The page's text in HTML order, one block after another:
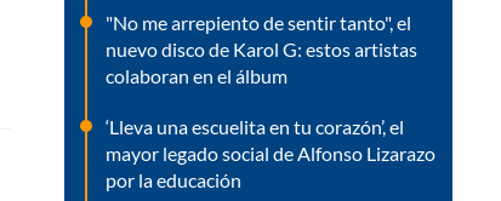
"No me arrepiento de sentir tanto", el
nuevo disco de Karol G: estos artistas
colaboran en el álbum
‘Lleva una escuelita en tu corazón’, el
mayor legado social de Alfonso Lizarazo
por la educación